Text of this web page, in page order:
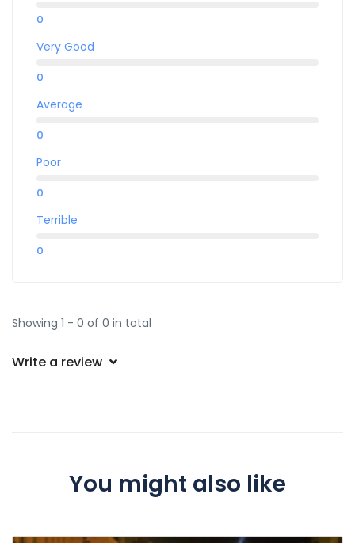
0
Very Good
0
Average
0
Poor
0
Terrible
0
Showing 1 - 0 of 0 in total
Write a review
You might also like